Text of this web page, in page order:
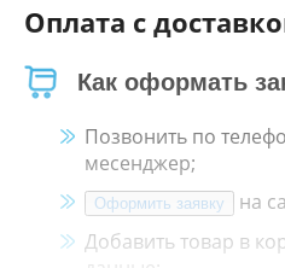
Оплата с
Как оформать
Позвонить по
месенджер;
Оформить заявку
на
Добавить товар в